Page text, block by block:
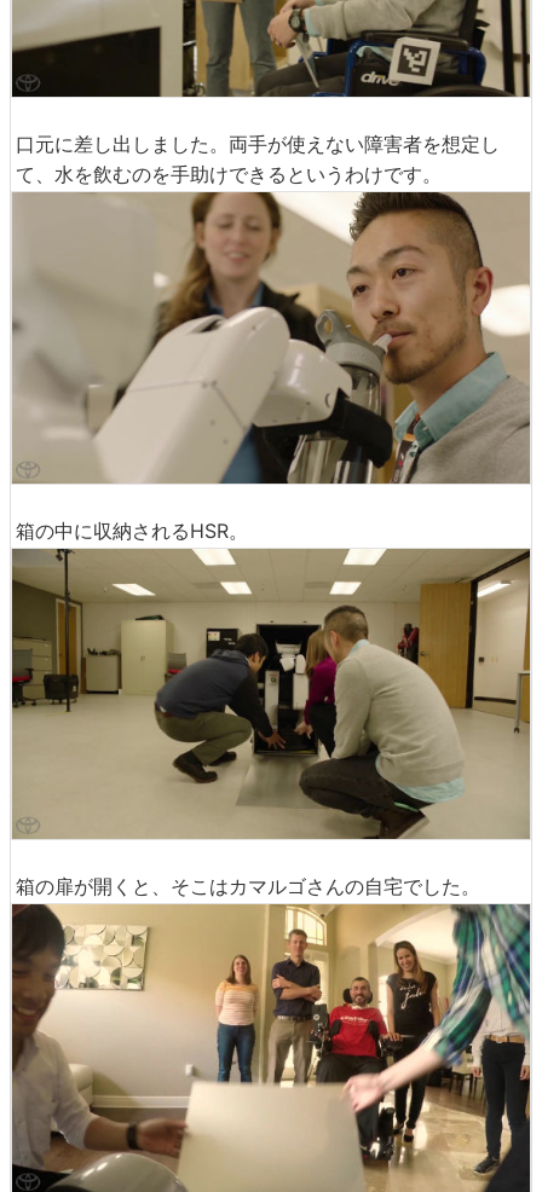
口元に差し出しました。両手が使えない障害者を想定し
て、水を飲むのを手助けできるというわけです。
箱の中に収納されるHSR。
箱の扉が開くと、そこはカマルゴさんの自宅でした。